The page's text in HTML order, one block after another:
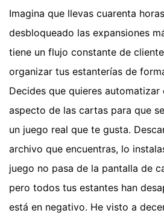
Imagina que llevas cuarenta
desbloqueado las expansiones
tiene un flujo constante de
organizar tus estanterías de
Decides que quieres
aspecto de las cartas para que
un juego real que te gusta.
archivo que encuentras, lo
juego no pasa de la pantalla de
pero todos tus estantes han
está en negativo. He visto a